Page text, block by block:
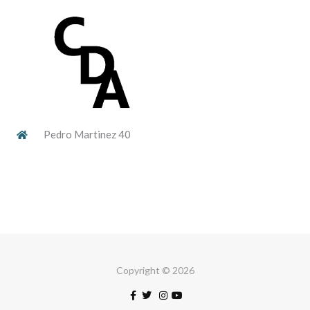
Pedro Martinez 40
Copyright © 2026